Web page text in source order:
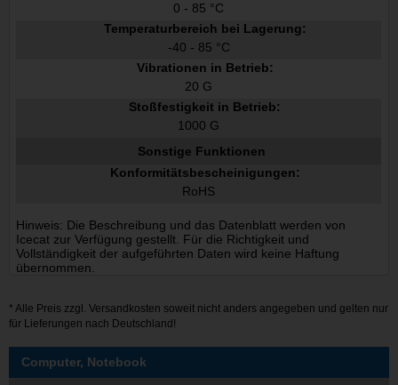
0 - 85 °C
Temperaturbereich bei Lagerung:
-40 - 85 °C
Vibrationen in Betrieb:
20 G
Stoßfestigkeit in Betrieb:
1000 G
Sonstige Funktionen
Konformitätsbescheinigungen:
RoHS
Hinweis: Die Beschreibung und das Datenblatt werden von
Icecat zur Verfügung gestellt. Für die Richtigkeit und
Vollständigkeit der aufgeführten Daten wird keine Haftung
übernommen.
* Alle Preis zzgl. Versandkosten soweit nicht anders angegeben und gelten nur
für Lieferungen nach Deutschland!
Computer, Notebook